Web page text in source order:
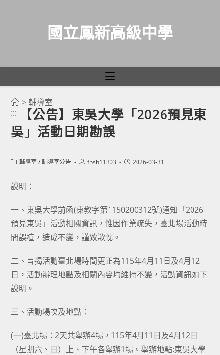
國立鳳新高級中學
> 輔導室
:::
【公告】東吳大學「2026預見東
吳」活動日期勘誤
Post輔導室 / 輔導室公告
Postfhsh11303
Post2026-03-31
說明：
一、東吳大學前函(東教字第1150200312號)通知「2026
預見東吳」活動相關資訊，惟因作業疏失，臺北場活動時
間誤植，造成不變，謹致歉忱。
二、旨揭活動臺北場時間更正為115年4月11日及4月12
日，活動辦理地點及相關內容均維持不變，活動資訊如下
說明。
三、活動場次及地點：
(一)臺北場：2天共舉辦4場，115年4月11日及4月12日
（星期六、日）上、下午各舉辦1場。舉辦地點:東吳大學